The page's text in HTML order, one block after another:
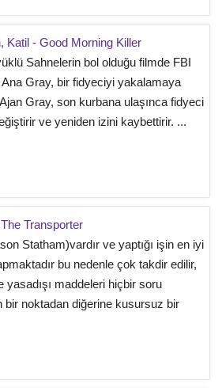
Katil - Good Morning Killer
Sahnelerin bol olduğu filmde FBI
Ana Gray, bir fidyeciyi yakalamaya
Ajan Gray, son kurbana ulaşınca fidyeci
ve yeniden izini kaybettirir. ...
The Transporter
Statham)vardır ve yaptığı işin en iyi
bu nedenle çok takdir edilir,
yasadışı maddeleri hiçbir soru
bir noktadan diğerine kusursuz bir